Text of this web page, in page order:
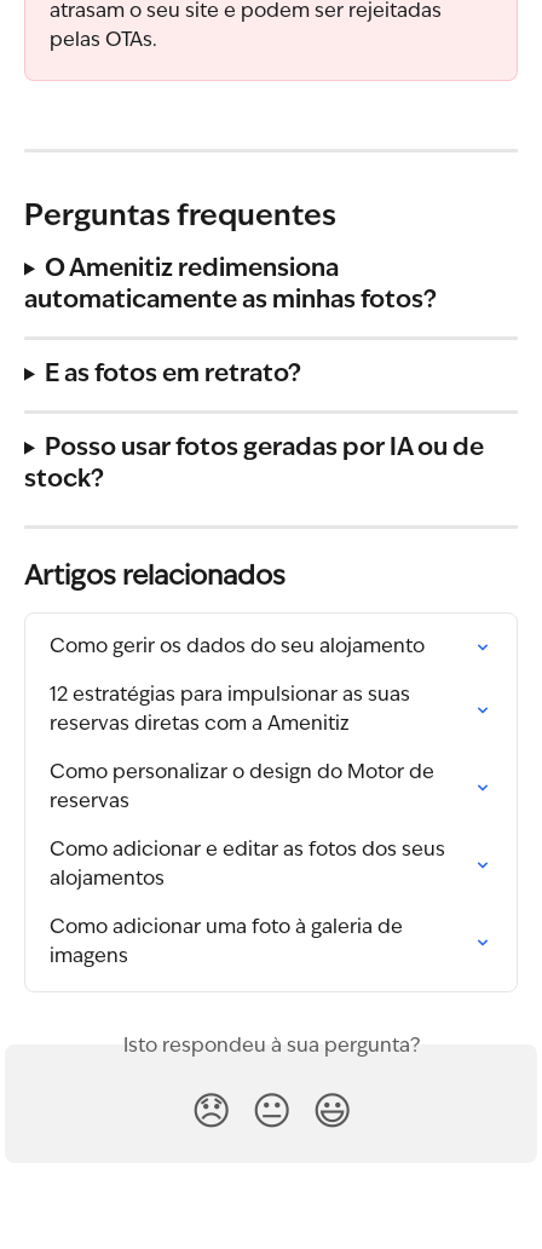
atrasam o seu site e podem ser rejeitadas
pelas OTAs.
Perguntas frequentes
O Amenitiz redimensiona
automaticamente as minhas fotos?
E as fotos em retrato?
Posso usar fotos geradas por IA ou de
stock?
Artigos relacionados
Como gerir os dados do seu alojamento
12 estratégias para impulsionar as suas
reservas diretas com a Amenitiz
Como personalizar o design do Motor de
reservas
Como adicionar e editar as fotos dos seus
alojamentos
Como adicionar uma foto à galeria de
imagens
Isto respondeu à sua pergunta?
😞 😐 😃